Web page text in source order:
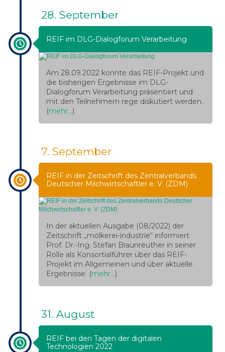
28. September
REIF im DLG-Dialogforum Verarbeitung
Am 28.09.2022 konnte das REIF-Projekt und
die bisherigen Ergebnisse im DLG-
Dialogforum Verarbeitung präsentiert und
mit den Teilnehmern rege diskutiert werden.
(mehr…)
7. September
REIF in der Zeitschrift des Zentralverbands
Deutscher Milchwirtschaftler e. V. (ZDM)
In der aktuellen Ausgabe (08/2022) der
Zeitschrift „molkerei-industrie“ informiert
Prof. Dr.-Ing. Stefan Braunreuther in seiner
Rolle als Konsortialführer über das REIF-
Projekt im Allgemeinen und über aktuelle
Ergebnisse. (mehr…)
31. August
REIF bei den Tagen der digitalen
Technologien 2022